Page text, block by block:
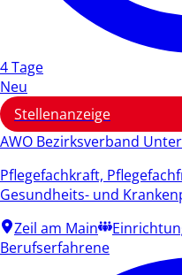
4 Tage
Neu
Stellenanzeige
AWO Bezirksverband
Pflegefachkraft,
Gesundheits- und
Zeil am Main
Berufserfahrene